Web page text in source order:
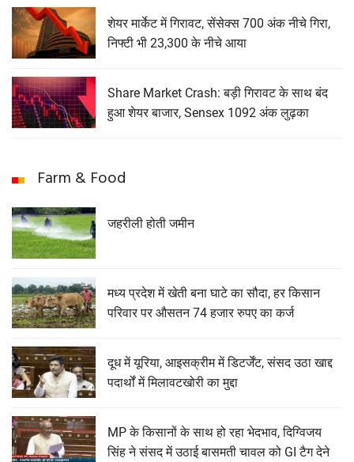
शेयर मार्केट में गिरावट, सेंसेक्‍स 700 अंक नीचे गिरा,
निफ्टी भी 23,300 के नीचे आया
Share Market Crash: बड़ी गिरावट के साथ बंद
हुआ शेयर बाजार, Sensex 1092 अंक लुढ़का
Farm & Food
जहरीली होती जमीन
मध्य प्रदेश में खेती बना घाटे का सौदा, हर किसान
परिवार पर औसतन 74 हजार रुपए का कर्ज
दूध में यूरिया, आइसक्रीम में डिटर्जेंट, संसद उठा खाद्द
पदार्थों में मिलावटखोरी का मुद्दा
MP के किसानों के साथ हो रहा भेदभाव, दिग्विजय
सिंह ने संसद में उठाई बासमती चावल को GI टैग देने